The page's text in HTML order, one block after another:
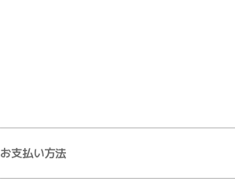
お支払い方法